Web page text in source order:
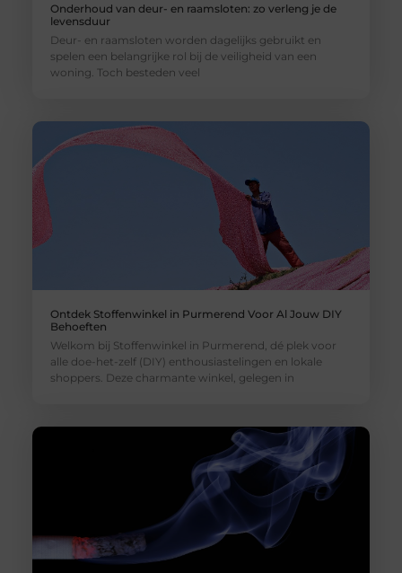
Onderhoud van deur- en raamsloten: zo verleng je de
levensduur
Deur- en raamsloten worden dagelijks gebruikt en
spelen een belangrijke rol bij de veiligheid van een
woning. Toch besteden veel
Ontdek Stoffenwinkel in Purmerend Voor Al Jouw DIY
Behoeften
Welkom bij Stoffenwinkel in Purmerend, dé plek voor
alle doe-het-zelf (DIY) enthousiastelingen en lokale
shoppers. Deze charmante winkel, gelegen in